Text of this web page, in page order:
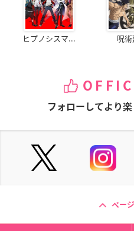
ヒプノシスマ... 呪
フォローしてより
ペー